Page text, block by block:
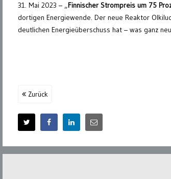
31. Mai 2023 – „Finnischer Strompreis um 75
dortigen Energiewende. Der neue Reaktor
deutlichen Energieüberschuss hat – was ganz
Zurück